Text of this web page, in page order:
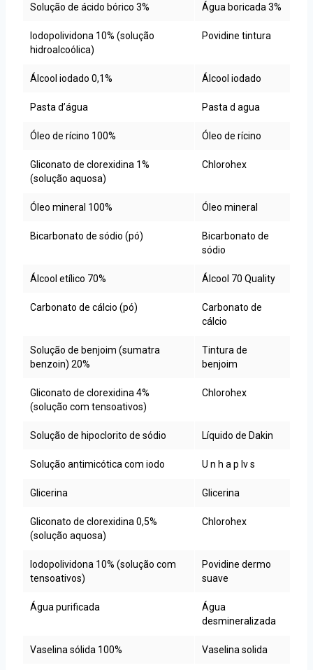
Solução de ácido bórico 3% Água boricada 3%
Iodopolividona 10% (solução
hidroalcoólica)
Povidine tintura
Álcool iodado 0,1% Álcool iodado
Pasta d’água Pasta d agua
Óleo de rícino 100% Óleo de rícino
Gliconato de clorexidina 1%
(solução aquosa)
Chlorohex
Óleo mineral 100% Óleo mineral
Bicarbonato de sódio (pó)
Bicarbonato de
sódio
Álcool etílico 70% Álcool 70 Quality
Carbonato de cálcio (pó)
Carbonato de
cálcio
Solução de benjoim (sumatra
benzoin) 20%
Tintura de
benjoim
Gliconato de clorexidina 4%
(solução com tensoativos)
Chlorohex
Solução de hipoclorito de sódio Líquido de Dakin
Solução antimicótica com iodo U n h a p lv s
Glicerina Glicerina
Gliconato de clorexidina 0,5%
(solução aquosa)
Chlorohex
Iodopolividona 10% (solução com
tensoativos)
Povidine dermo
suave
Água purificada
Água
desmineralizada
Vaselina sólida 100% Vaselina solida